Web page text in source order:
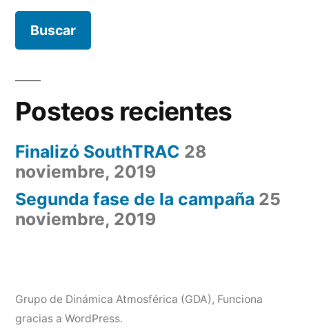
Posteos recientes
Finalizó SouthTRAC 28
noviembre, 2019
Segunda fase de la campaña 25
noviembre, 2019
Grupo de Dinámica Atmosférica (GDA), Funciona
gracias a WordPress.